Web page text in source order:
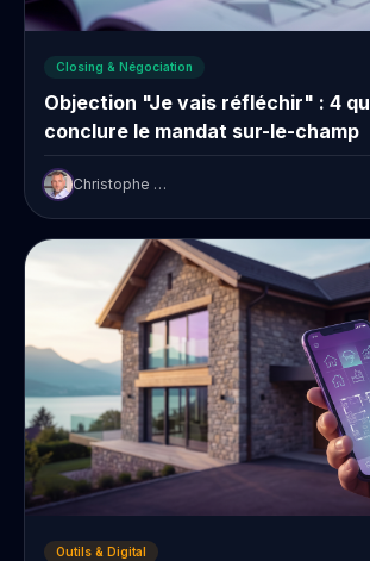
Closing & Négociation
Objection "Je vais réfléchir" : 4
conclure le mandat sur-le-champ
Christophe Prudent
Outils & Digital